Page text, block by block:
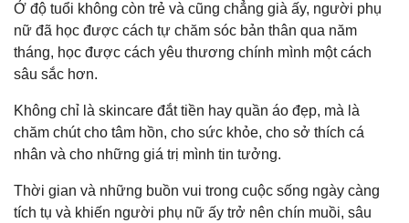
Ở độ tuổi không còn trẻ và cũng chẳng già ấy, người phụ
nữ đã học được cách tự chăm sóc bản thân qua năm
tháng, học được cách yêu thương chính mình một cách
sâu sắc hơn.
Không chỉ là skincare đắt tiền hay quần áo đẹp, mà là
chăm chút cho tâm hồn, cho sức khỏe, cho sở thích cá
nhân và cho những giá trị mình tin tưởng.
Thời gian và những buồn vui trong cuộc sống ngày càng
tích tụ và khiến người phụ nữ ấy trở nên chín muồi, sâu